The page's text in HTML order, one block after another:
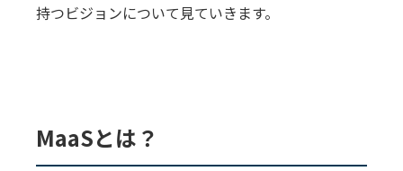
持つビジョンについて見ていきます。
MaaSとは？